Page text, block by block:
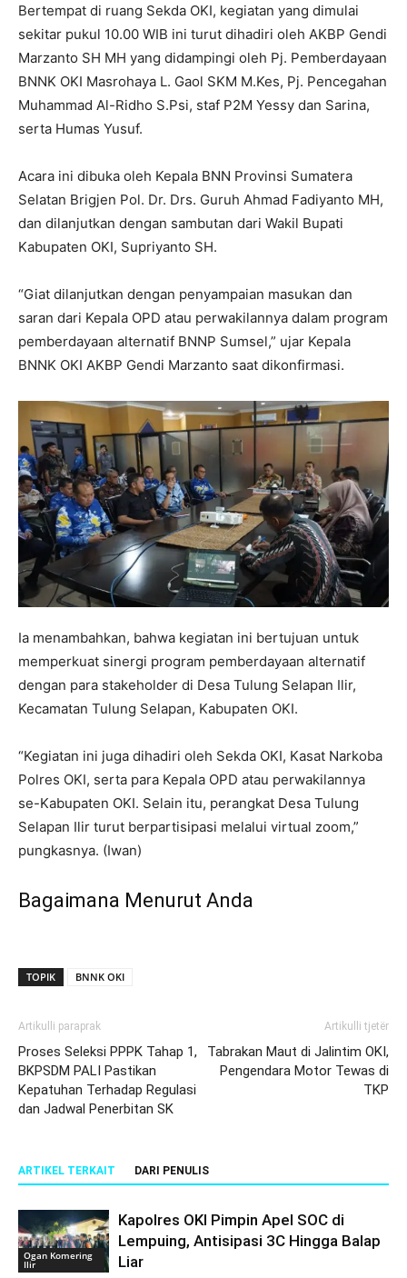
Bertempat di ruang Sekda OKI, kegiatan yang dimulai
sekitar pukul 10.00 WIB ini turut dihadiri oleh AKBP Gendi
Marzanto SH MH yang didampingi oleh Pj. Pemberdayaan
BNNK OKI Masrohaya L. Gaol SKM M.Kes, Pj. Pencegahan
Muhammad Al-Ridho S.Psi, staf P2M Yessy dan Sarina,
serta Humas Yusuf.
Acara ini dibuka oleh Kepala BNN Provinsi Sumatera
Selatan Brigjen Pol. Dr. Drs. Guruh Ahmad Fadiyanto MH,
dan dilanjutkan dengan sambutan dari Wakil Bupati
Kabupaten OKI, Supriyanto SH.
“Giat dilanjutkan dengan penyampaian masukan dan
saran dari Kepala OPD atau perwakilannya dalam program
pemberdayaan alternatif BNNP Sumsel,” ujar Kepala
BNNK OKI AKBP Gendi Marzanto saat dikonfirmasi.
Ia menambahkan, bahwa kegiatan ini bertujuan untuk
memperkuat sinergi program pemberdayaan alternatif
dengan para stakeholder di Desa Tulung Selapan Ilir,
Kecamatan Tulung Selapan, Kabupaten OKI.
“Kegiatan ini juga dihadiri oleh Sekda OKI, Kasat Narkoba
Polres OKI, serta para Kepala OPD atau perwakilannya
se-Kabupaten OKI. Selain itu, perangkat Desa Tulung
Selapan Ilir turut berpartisipasi melalui virtual zoom,”
pungkasnya. (Iwan)
Bagaimana Menurut Anda
TOPIK BNNK OKI
Artikulli paraprak
Proses Seleksi PPPK Tahap 1,
BKPSDM PALI Pastikan
Kepatuhan Terhadap Regulasi
dan Jadwal Penerbitan SK
Artikulli tjetër
Tabrakan Maut di Jalintim OKI,
Pengendara Motor Tewas di
TKP
ARTIKEL TERKAIT DARI PENULIS
Ogan Komering
Ilir
Kapolres OKI Pimpin Apel SOC di
Lempuing, Antisipasi 3C Hingga Balap
Liar